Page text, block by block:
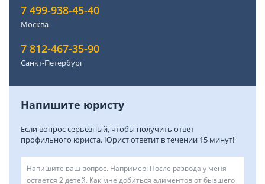
7 499-938-45-40
Москва
7 812-467-35-90
Санкт-Петербург
Напишите юристу
Если вопрос серьёзный, чтобы получить ответ
профильного юриста. Юрист ответит в течении 15 минут!